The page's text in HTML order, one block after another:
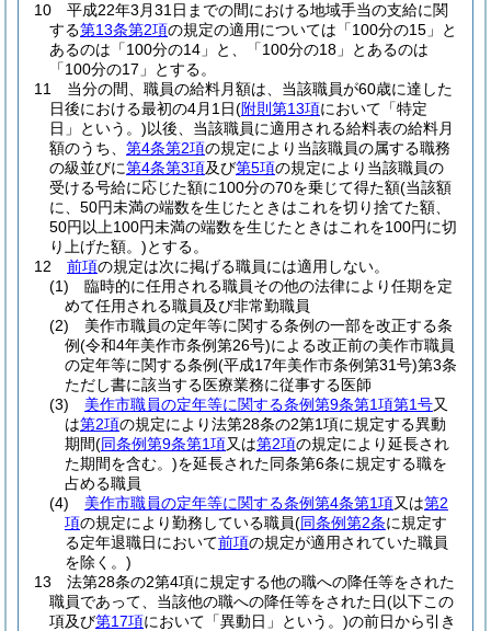
10
平成22年3月31日までの間における地域手当の支給に関
する第13条第2項の規定の適用については「100分の15」と
あるのは「100分の14」と、「100分の18」とあるのは
「100分の17」とする。
11
当分の間、職員の給料月額は、当該職員が60歳に達した
日後における最初の4月1日(附則第13項において「特定
日」という。)以後、当該職員に適用される給料表の給料月
額のうち、 第4条第2項の規定により当該職員の属する職務
の級並びに第4条第3項及び第5項の規定により当該職員の
受ける号給に応じた額に100分の70を乗じて得た額(当該額
に、50円未満の端数を生じたときはこれを切り捨てた額、
50円以上100円未満の端数を生じたときはこれを100円に切
り上げた額。)とする。
12
前項の規定は次に掲げる職員には適用しない。
(1)
臨時的に任用される職員その他の法律により任期を定
めて任用される職員及び非常勤職員
(2)
美作市職員の定年等に関する条例の一部を改正する条
例(令和4年美作市条例第26号)による改正前の美作市職員
の定年等に関する条例(平成17年美作市条例第31号)第3条
ただし書に該当する医療業務に従事する医師
(3)
美作市職員の定年等に関する条例第9条第1項第1号又
は第2項の規定により法第28条の2第1項に規定する異動
期間(同条例第9条第1項又は第2項の規定により延長され
た期間を含む。)を延長された同条第6条に規定する職を
占める職員
(4)
美作市職員の定年等に関する条例第4条第1項又は第2
項の規定により勤務している職員(同条例第2条に規定す
る定年退職日において前項の規定が適用されていた職員
を除く。)
13
法第28条の2第4項に規定する他の職への降任等をされた
職員であって、当該他の職への降任等をされた日(以下この
項及び第17項において「異動日」という。)の前日から引き